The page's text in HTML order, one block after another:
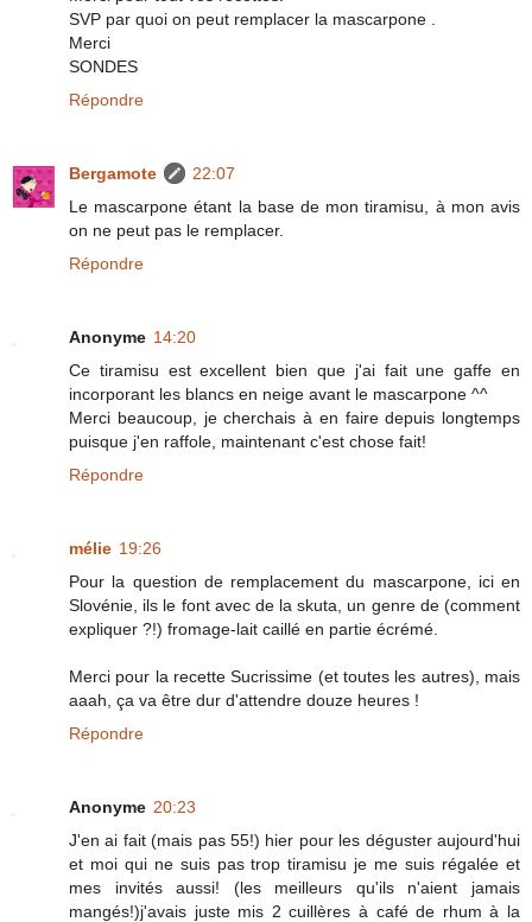
SVP par quoi on peut remplacer la mascarpone .
Merci
SONDES
Répondre
Bergamote
22:07
Le mascarpone étant la base de mon tiramisu, à mon avis
on ne peut pas le remplacer.
Répondre
Anonyme 14:20
Ce tiramisu est excellent bien que j'ai fait une gaffe en
incorporant les blancs en neige avant le mascarpone ^^
Merci beaucoup, je cherchais à en faire depuis longtemps
puisque j'en raffole, maintenant c'est chose fait!
Répondre
mélie 19:26
Pour la question de remplacement du mascarpone, ici en
Slovénie, ils le font avec de la skuta, un genre de (comment
expliquer ?!) fromage-lait caillé en partie écrémé.
Merci pour la recette Sucrissime (et toutes les autres), mais
aaah, ça va être dur d'attendre douze heures !
Répondre
Anonyme 20:23
J'en ai fait (mais pas 55!) hier pour les déguster aujourd'hui
et moi qui ne suis pas trop tiramisu je me suis régalée et
mes invités aussi! (les meilleurs qu'ils n'aient jamais
mangés!)j'avais juste mis 2 cuillères à café de rhum à la